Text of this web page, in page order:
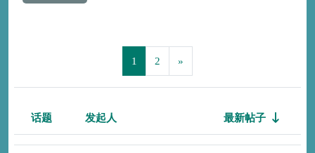
1 2 页 2»
状态
话题 发起人 最新帖子